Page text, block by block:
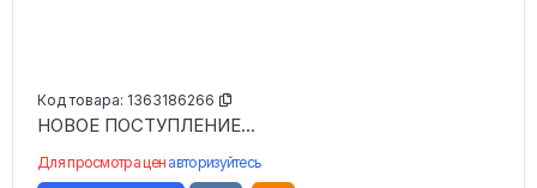
Код товара: 1363186266
НОВОЕ ПОСТУПЛЕНИЕ...
Для просмотра цен авторизуйтесь